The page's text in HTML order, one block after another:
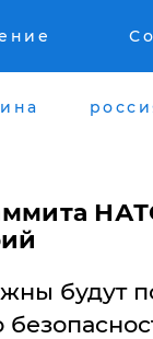
будут